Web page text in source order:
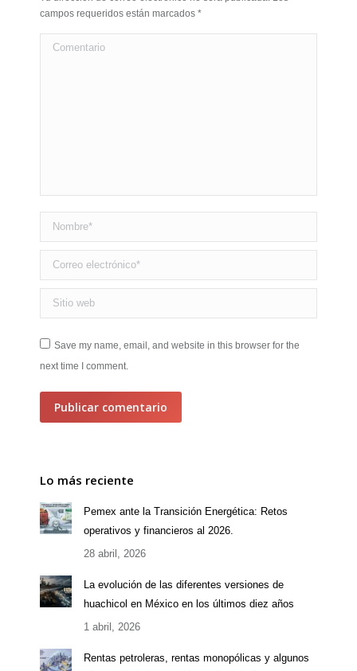
campos requeridos están marcados *
Comentario
Nombre *
Correo electrónico *
Sitio web
Save my name, email, and website in this browser for the
next time I comment.
Publicar comentario
Lo más reciente
Pemex ante la Transición Energética: Retos
operativos y financieros al 2026.
28 abril, 2026
La evolución de las diferentes versiones de
huachicol en México en los últimos diez años
1 abril, 2026
Rentas petroleras, rentas monopólicas y algunos